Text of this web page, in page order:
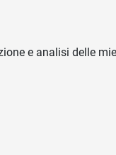
e analisi delle